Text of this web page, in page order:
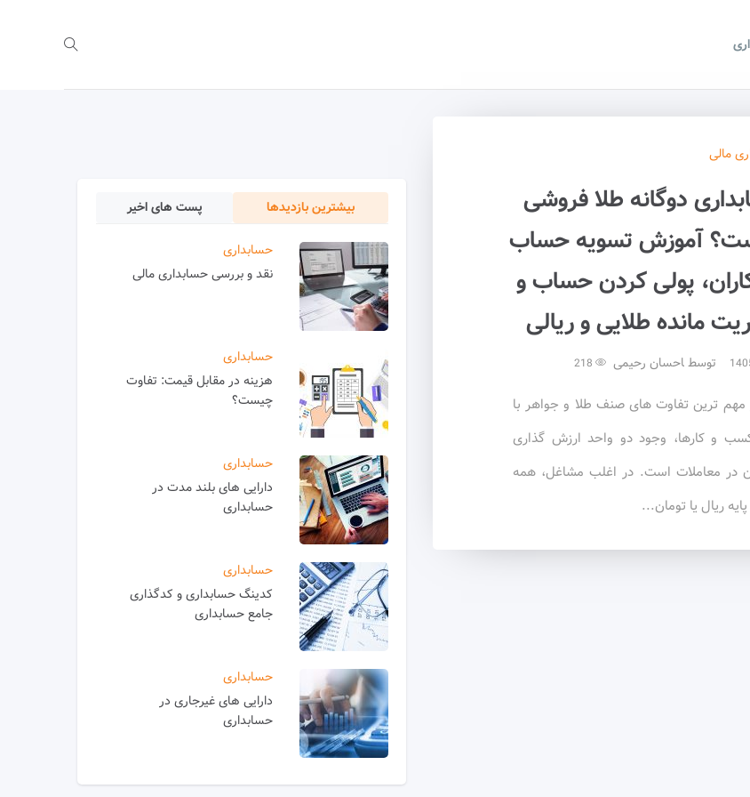
مالی
دوگانه طلا فروشی
آموزش تسویه حساب
پولی کردن حساب و
مانده طلایی و ریالی
توسط احسان رحیمی
مهم ترین تفاوت های صنف طلا و جواهر با
و کارها، وجود دو واحد ارزش گذاری
در معاملات است. در اغلب مشاغل، همه
ریال یا تومان...
بیشترین بازدیدها پست های اخیر
حسابداری
نقد و بررسی حسابداری مالی
حسابداری
هزینه در مقابل قیمت: تفاوت
چیست؟
حسابداری
دارایی های بلند مدت در
حسابداری
حسابداری
کدینگ حسابداری و کدگذاری
جامع حسابداری
حسابداری
دارایی های غیرجاری در
حسابداری